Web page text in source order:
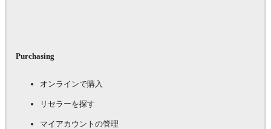
Purchasing
オンラインで購入
リセラーを探す
マイアカウントの管理